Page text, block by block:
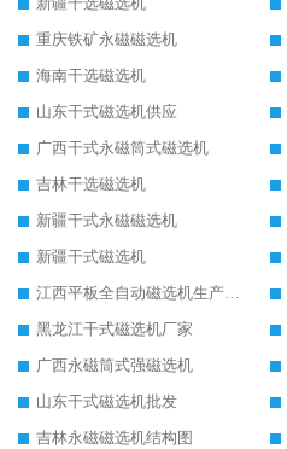
重庆铁矿永磁磁选机
海南干选磁选机
山东干式磁选机供应
广西干式永磁筒式磁选机
吉林干选磁选机
新疆干式永磁磁选机
新疆干式磁选机
江西平板全自动磁选机生产厂家
黑龙江干式磁选机厂家
广西永磁筒式强磁选机
山东干式磁选机批发
吉林永磁磁选机结构图